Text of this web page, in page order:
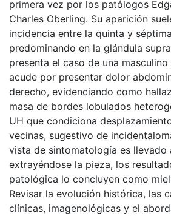
primera vez por los patólogos
Charles Oberling. Su aparición
incidencia entre la quinta y
predominando en la glándula
presenta el caso de una
acude por presentar dolor
derecho, evidenciando como
masa de bordes lobulados
UH que condiciona
vecinas, sugestivo de
vista de sintomatología es llevado
extrayéndose la pieza, los
patológica lo concluyen como
Revisar la evolución histórica, las
clínicas, imagenológicas y el